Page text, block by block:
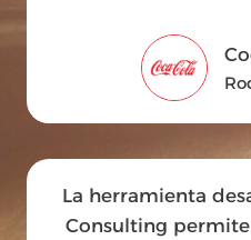
La herramienta
Consulting